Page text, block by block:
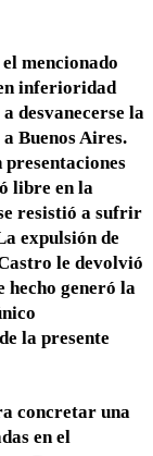
mencionado
inferioridad
desvanecerse la
Buenos Aires.
libre en la
resistió a sufrir
expulsión de
le devolvió
hecho generó la
la presente
concretar una
en el